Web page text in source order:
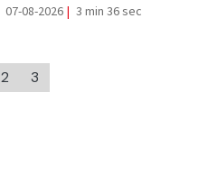
07-08-2026 | 3 min 36 sec
2 3